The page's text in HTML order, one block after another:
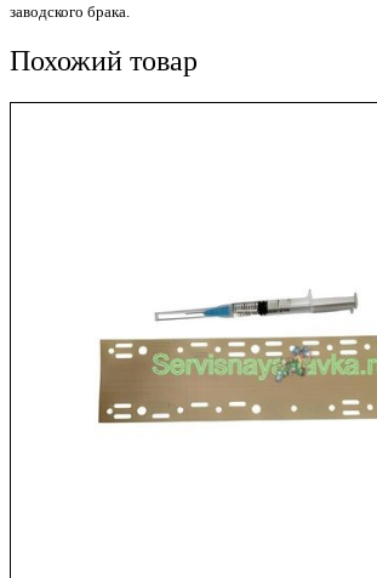
заводского брака.
Похожий товар